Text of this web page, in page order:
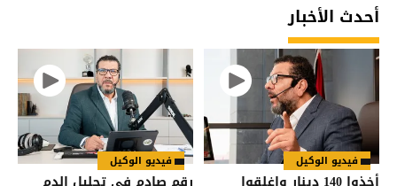
أحدث الأخبار
فيديو الوكيل فيديو الوكيل